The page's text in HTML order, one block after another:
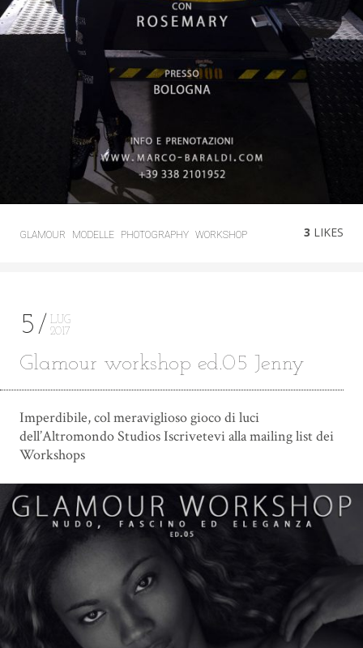
GLAMOUR MODELLE PHOTOGRAPHY WORKSHOP 3 LIKES
5
LUG
2017
Glamour workshop ed.05 Jenny
Imperdibile, col meraviglioso gioco di luci
dell’Altromondo Studios Iscrivetevi alla mailing list dei
Workshops